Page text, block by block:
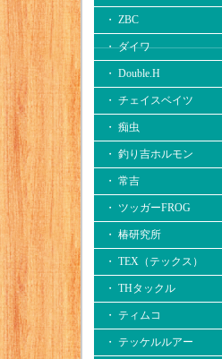
・ ZBC
・ ダイワ
・ Double.H
・ チェイスベイツ
・ 痴虫
・ 釣り吉ホルモン
・ 常吉
・ ツッガーFROG
・ 椿研究所
・ TEX（テックス）
・ THタックル
・ ティムコ
・ テッケルルアー